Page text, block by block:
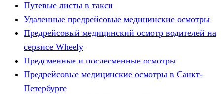
Путевые листы в такси
Удаленные предрейсовые медицинские осмотры
Предрейсовый медицинский осмотр водителей на
сервисе Wheely
Предсменные и послесменные осмотры
Предрейсовые медицинские осмотры в Санкт-
Петербурге